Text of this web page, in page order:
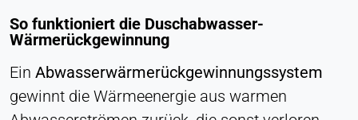
So funktioniert die Duschabwasser-
Wärmerückgewinnung
Ein Abwasserwärmerückgewinnungssystem
gewinnt die Wärmeenergie aus warmen
Hotjar
hjSession#, hjSessionUser#,
_hjAbsoluteSessionInProgress